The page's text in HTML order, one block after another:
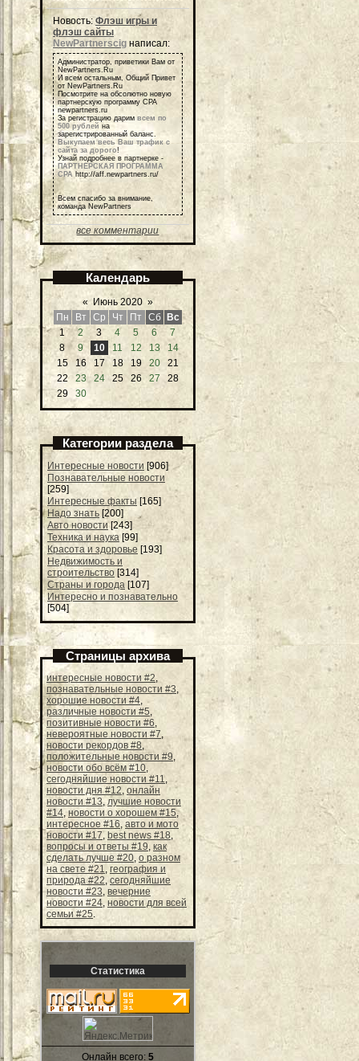
Новость:Флэш игры и
флэш сайты
NewPartnerscig написал:
Администратор, приветики Вам от
NewPartners.Ru
И всем остальным, Общий Привет
от NewPartners.Ru
Посмотрите на обсолютно новую
партнерскую программу СРА
newpartners.ru
За регистрацию дарим всем по
500 рублей на
зарегистрированный баланс.
Выкупаем весь Ваш трафик с
сайта за дорого!
Узнай подробнее в партнерке -
ПАРТНЕРСКАЯ ПРОГРАММА
СРА http://aff.newpartners.ru/
Всем спасибо за внимание,
команда NewPartners
все комментарии
Календарь
« Июнь 2020 »
Пн
Вт Ср Чт Пт Сб
Вс
1
2 3 4 5 6
7
8
9 10 11 12 13
14
15
16 17 18 19 20
21
22
23 24 25 26 27
28
29
30
Категории раздела
Интересные новости [906]
Познавательные новости
[259]
Интересные факты [165]
Надо знать [200]
Авто новости [243]
Техника и наука [99]
Красота и здоровье [193]
Недвижимость и
строительство [314]
Страны и города [107]
Интересно и познавательно
[504]
Страницы архива
интересные новости #2,
познавательные новости #3,
хорошие новости #4,
различные новости #5,
позитивные новости #6,
невероятные новости #7,
новости рекордов #8,
положительные новости #9,
новости обо всём #10,
сегодняйшие новости #11,
новости дня #12, онлайн
новости #13, лучшие новости
#14, новости о хорошем #15,
интересное #16, авто и мото
новости #17, best news #18,
вопросы и ответы #19, как
сделать лучше #20, о разном
на свете #21, география и
природа #22, сегодняйшие
новости #23, вечерние
новости #24, новости для всей
семьи #25.
Статистика
Онлайн всего: 5